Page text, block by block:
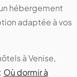
hébergement
adaptée à vos
à Venise,
Où dormir à